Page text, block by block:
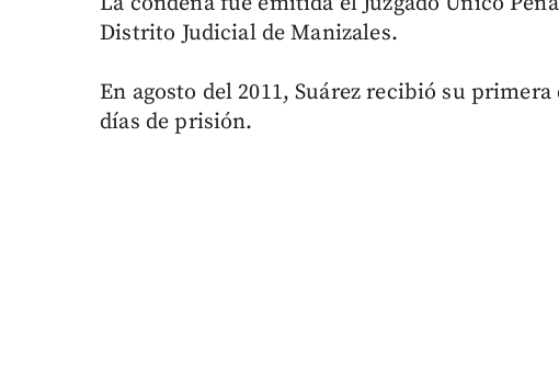
Distrito Judicial de Manizales.
En agosto del 2011, Suárez recibió su
días de prisión.